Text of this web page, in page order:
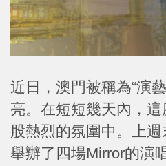
近日，澳門被稱為“演
亮。在短短幾天內，
股熱烈的氛圍中。上
舉辦了四場Mirror的演